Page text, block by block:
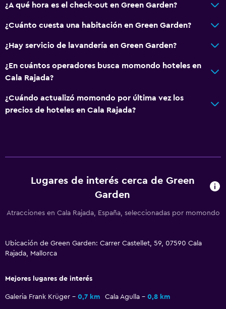
Estacionamiento y transporte
Traslado aeropuerto
Accesibilidad y adecuación
Ascensor
Baño
Secador de pelo
Jardín
Zona de trabajo
Espacio de almacenamiento
¿A qué hora es el check-out en Green Garden?
¿Cuánto cuesta una habitación en Green Garden?
¿Hay servicio de lavandería en Green Garden?
¿En cuántos operadores busca momondo hoteles en
Cala Rajada?
¿Cuándo actualizó momondo por última vez los
precios de hoteles en Cala Rajada?
Lugares de interés cerca de Green
Garden
Atracciones en Cala Rajada, España, seleccionadas por momondo
Ubicación de Green Garden: Carrer Castellet, 59, 07590 Cala
Rajada, Mallorca
Mejores lugares de interés
Galeria Frank Krüger 0,7 km Cala Agulla 0,8 km